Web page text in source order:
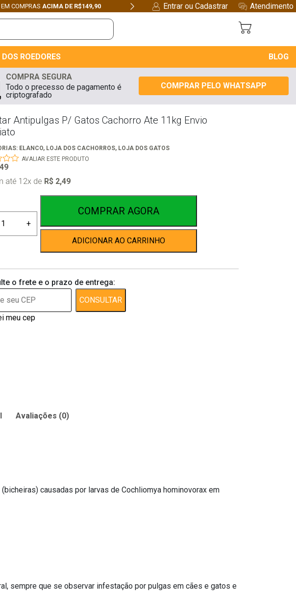
EM COMPRAS ACIMA DE R$149,90
Next
Entrar ou Cadastrar
Atendimento
ROEDORES BLOG
COMPRA SEGURA
Todo o precesso de pagamento é
criptografado
COMPRAR PELO WHATSAPP
Antipulgas P/ Gatos Cachorro Ate 11kg Envio
ELANCO, LOJA DOS CACHORROS, LOJA DOS GATOS
AVALIAR ESTE PRODUTO
até 12x de R$ 2,49
+
COMPRAR AGORA
ADICIONAR AO CARRINHO
o frete e o prazo de entrega:
CONSULTAR
meu cep
Avaliações (0)
causadas por larvas de Cochliomya hominovorax em
sempre que se observar infestação por pulgas em cães e gatos e